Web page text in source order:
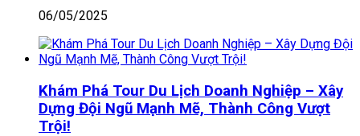
06/05/2025
Khám Phá Tour Du Lịch Doanh Nghiệp – Xây
Dựng Đội Ngũ Mạnh Mẽ, Thành Công Vượt
Trội!